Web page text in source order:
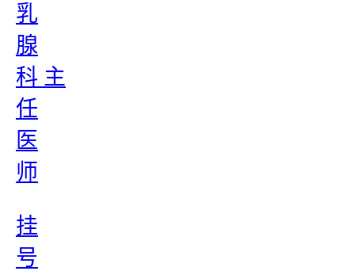
乳
腺
科 主
任
医
师
挂
号